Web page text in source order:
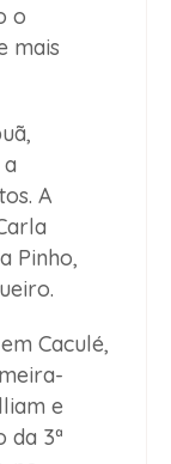
o
mais
A
Pinho,
Caculé,
e
da 3ª